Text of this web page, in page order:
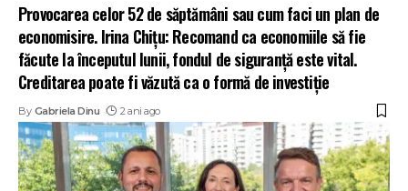
Provocarea celor 52 de săptămâni sau cum faci un plan de
economisire. Irina Chițu: Recomand ca economiile să fie
făcute la începutul lunii, fondul de siguranță este vital.
Creditarea poate fi văzută ca o formă de investiție
By Gabriela Dinu 2 ani ago